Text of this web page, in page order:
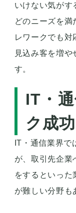
いけない気がす
どのニーズを満
レワークでも対
見込み客を増や
す。
IT・
ク成
IT・通信業界で
が、取引先企業
をするといった
が難しい分野も